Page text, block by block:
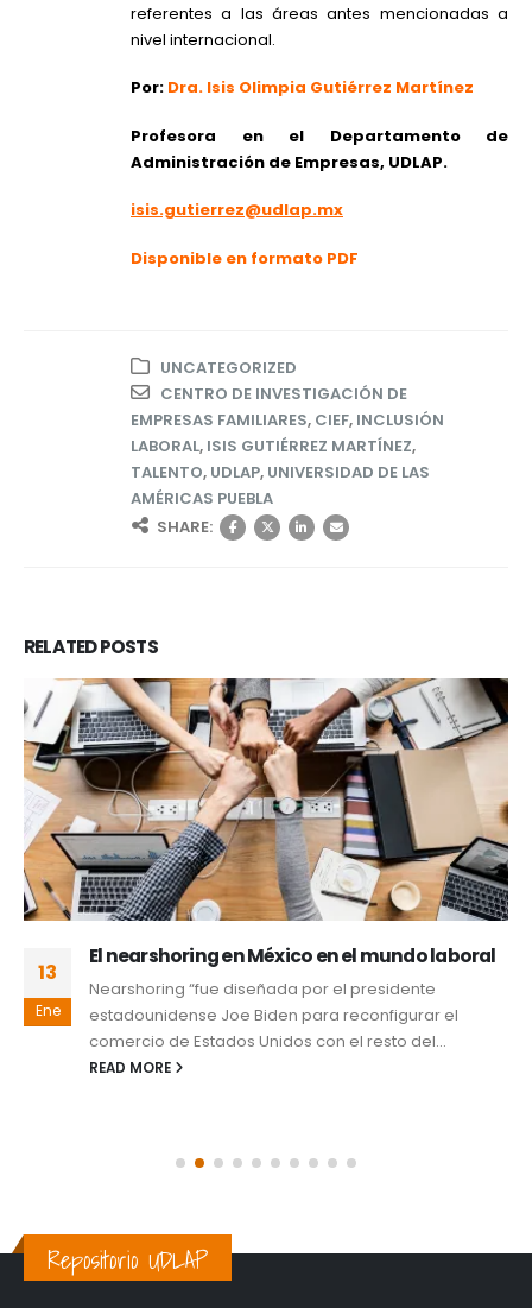
referentes a las áreas antes mencionadas a
nivel internacional.
Por: Dra. Isis Olimpia Gutiérrez Martínez
Profesora en el Departamento de
Administración de Empresas, UDLAP.
isis.gutierrez@udlap.mx
Disponible en formato PDF
UNCATEGORIZED
CENTRO DE INVESTIGACIÓN DE
EMPRESAS FAMILIARES, CIEF, INCLUSIÓN
LABORAL, ISIS GUTIÉRREZ MARTÍNEZ,
TALENTO, UDLAP, UNIVERSIDAD DE LAS
AMÉRICAS PUEBLA
SHARE:
RELATEDPOSTS
13
Ene
El nearshoring en México en el mundo laboral
Nearshoring “fue diseñada por el presidente
estadounidense Joe Biden para reconfigurar el
comercio de Estados Unidos con el resto del...
READ MORE
Repositorio UDLAP